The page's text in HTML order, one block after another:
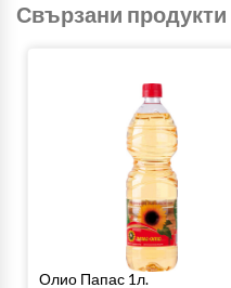
Свързани продукти
Олио Папас 1л.